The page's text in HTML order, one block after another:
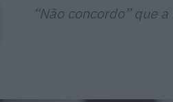
“Não concordo” que